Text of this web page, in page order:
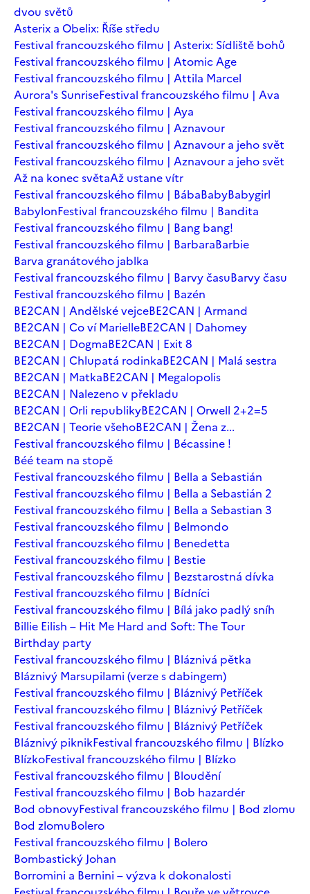
dvou světů
Asterix a Obelix: Říše středu
Festival francouzského filmu | Asterix: Sídliště bohů
Festival francouzského filmu | Atomic Age
Festival francouzského filmu | Attila Marcel
Aurora's SunriseFestival francouzského filmu | Ava
Festival francouzského filmu | Aya
Festival francouzského filmu | Aznavour
Festival francouzského filmu | Aznavour a jeho svět
Festival francouzského filmu | Aznavour a jeho svět
Až na konec světaAž ustane vítr
Festival francouzského filmu | BábaBabyBabygirl
BabylonFestival francouzského filmu | Bandita
Festival francouzského filmu | Bang bang!
Festival francouzského filmu | BarbaraBarbie
Barva granátového jablka
Festival francouzského filmu | Barvy časuBarvy času
Festival francouzského filmu | Bazén
BE2CAN | Andělské vejceBE2CAN | Armand
BE2CAN | Co ví MarielleBE2CAN | Dahomey
BE2CAN | DogmaBE2CAN | Exit 8
BE2CAN | Chlupatá rodinkaBE2CAN | Malá sestra
BE2CAN | MatkaBE2CAN | Megalopolis
BE2CAN | Nalezeno v překladu
BE2CAN | Orli republikyBE2CAN | Orwell 2+2=5
BE2CAN | Teorie všehoBE2CAN | Žena z...
Festival francouzského filmu | Bécassine !
Béé team na stopě
Festival francouzského filmu | Bella a Sebastián
Festival francouzského filmu | Bella a Sebastián 2
Festival francouzského filmu | Bella a Sebastian 3
Festival francouzského filmu | Belmondo
Festival francouzského filmu | Benedetta
Festival francouzského filmu | Bestie
Festival francouzského filmu | Bezstarostná dívka
Festival francouzského filmu | Bídníci
Festival francouzského filmu | Bílá jako padlý sníh
Billie Eilish – Hit Me Hard and Soft: The Tour
Birthday party
Festival francouzského filmu | Bláznivá pětka
Bláznivý Marsupilami (verze s dabingem)
Festival francouzského filmu | Bláznivý Petříček
Festival francouzského filmu | Bláznivý Petříček
Festival francouzského filmu | Bláznivý Petříček
Bláznivý piknikFestival francouzského filmu | Blízko
BlízkoFestival francouzského filmu | Blízko
Festival francouzského filmu | Bloudění
Festival francouzského filmu | Bob hazardér
Bod obnovyFestival francouzského filmu | Bod zlomu
Bod zlomuBolero
Festival francouzského filmu | Bolero
Bombastický Johan
Borromini a Bernini – výzva k dokonalosti